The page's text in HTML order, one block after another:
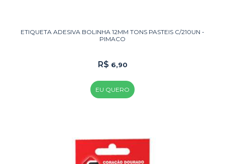
ETIQUETA ADESIVA BOLINHA 12MM TONS PASTEIS C/210UN -
PIMACO
R$ 6,90
EU QUERO